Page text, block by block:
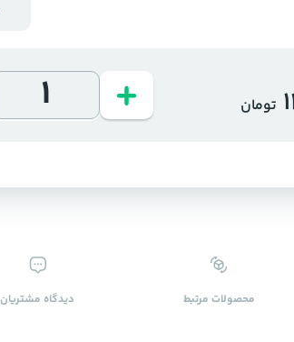
تومان
محصولات ‌مرتبط دیدگاه ‌مشتریان